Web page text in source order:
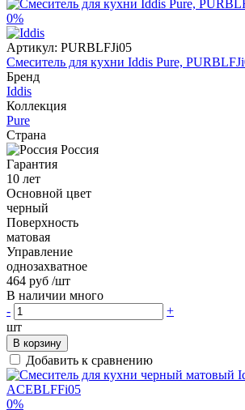
0%
Артикул: PURBLFJi05
Смеситель для кухни Iddis Pure,
Бренд
Iddis
Коллекция
Pure
Страна
Россия
Гарантия
10 лет
Основной цвет
черный
Поверхность
матовая
Управление
однозахватное
464 руб /шт
В наличии много
-
+
шт
В корзину
Добавить к сравнению
0%